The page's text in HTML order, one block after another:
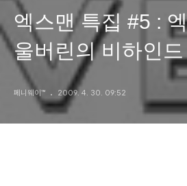
엑스맨 특집 #5 :
울버린의 비하인드
페니웨이™ 2009. 4. 30. 09:52